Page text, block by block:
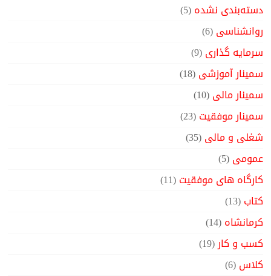
دسته‌بندی نشده(5)
روانشناسی(6)
سرمایه گذاری(9)
سمینار آموزشی(18)
سمینار مالی(10)
سمینار موفقیت(23)
شغلی و مالی(35)
عمومی(5)
کارگاه های موفقیت(11)
کتاب(13)
کرمانشاه(14)
کسب و کار(19)
کلاس(6)